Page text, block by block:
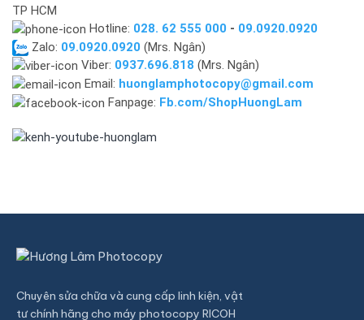
TP HCM
Hotline: 028. 62 555 000 - 09.0920.0920
Zalo: 09.0920.0920 (Mrs. Ngân)
Viber: 0937.696.818 (Mrs. Ngân)
Email: huonglamphotocopy@gmail.com
Fanpage: Fb.com/ShopHuongLam
Chuyên sửa chữa và cung cấp linh kiện, vật
tư chính hãng cho máy photocopy RICOH